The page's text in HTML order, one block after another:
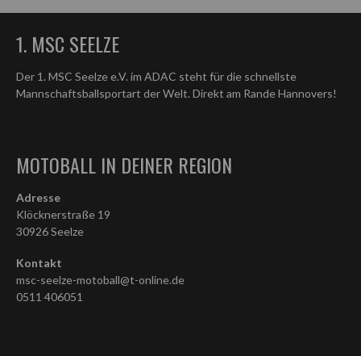
1. MSC SEELZE
Der 1. MSC Seelze e.V. im ADAC steht für die schnellste
Mannschaftsballsportart der Welt. Direkt am Rande Hannovers!
MOTOBALL IN DEINER REGION
Adresse
Klöcknerstraße 19
30926 Seelze
Kontakt
msc-seelze-motoball@t-online.de
0511 406051